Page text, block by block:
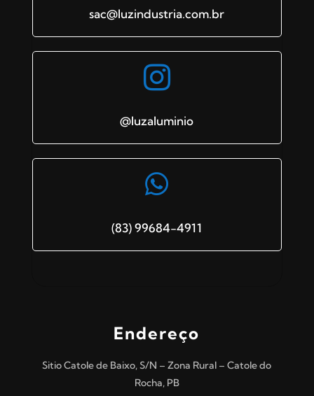
sac@luzindustria.com.br

@luzaluminio

(83) 99684-4911
Endereço
Sitio Catole de Baixo, S/N – Zona Rural – Catole do
Rocha, PB